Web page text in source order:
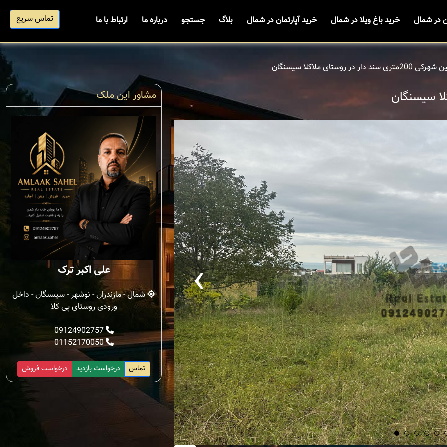
در شمال خرید باغ ویلا در شمال خرید آپارتمان در شمال بلاگ جستجو درباره ما ارتباط با ما تماس سریع
سند دار در روستای ملاکلا سیسنگان
‹
مشاور این ملک
علی اکبر ترک
شمال - مازندران - نوشهر - سیسنگان - داخل
ورودی روستای پی کلا
09124902757
01152170050
درخواست فروش درخواست بازدید تماس